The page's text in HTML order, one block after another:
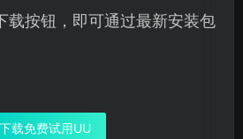
载按钮，即可通过最新安装包
下载免费试用UU